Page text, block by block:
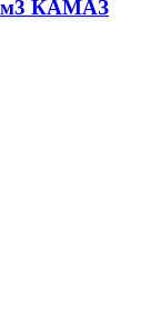
м3 КАМАЗ